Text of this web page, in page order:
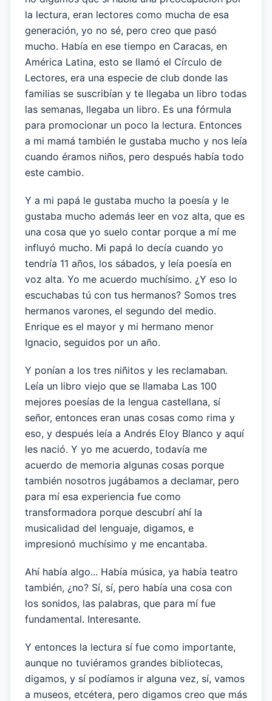
la lectura, eran lectores como mucha de esa
generación, yo no sé, pero creo que pasó
mucho. Había en ese tiempo en Caracas, en
América Latina, esto se llamó el Círculo de
Lectores, era una especie de club donde las
familias se suscribían y te llegaba un libro todas
las semanas, llegaba un libro. Es una fórmula
para promocionar un poco la lectura. Entonces
a mi mamá también le gustaba mucho y nos leía
cuando éramos niños, pero después había todo
este cambio.
Y a mi papá le gustaba mucho la poesía y le
gustaba mucho además leer en voz alta, que es
una cosa que yo suelo contar porque a mí me
influyó mucho. Mi papá lo decía cuando yo
tendría 11 años, los sábados, y leía poesía en
voz alta. Yo me acuerdo muchísimo. ¿Y eso lo
escuchabas tú con tus hermanos? Somos tres
hermanos varones, el segundo del medio.
Enrique es el mayor y mi hermano menor
Ignacio, seguidos por un año.
Y ponían a los tres niñitos y les reclamaban.
Leía un libro viejo que se llamaba Las 100
mejores poesías de la lengua castellana, sí
señor, entonces eran unas cosas como rima y
eso, y después leía a Andrés Eloy Blanco y aquí
les nació. Y yo me acuerdo, todavía me
acuerdo de memoria algunas cosas porque
también nosotros jugábamos a declamar, pero
para mí esa experiencia fue como
transformadora porque descubrí ahí la
musicalidad del lenguaje, digamos, e
impresionó muchísimo y me encantaba.
Ahí había algo... Había música, ya había teatro
también, ¿no? Sí, sí, pero había una cosa con
los sonidos, las palabras, que para mí fue
fundamental. Interesante.
Y entonces la lectura sí fue como importante,
aunque no tuviéramos grandes bibliotecas,
digamos, y sí podíamos ir alguna vez, sí, vamos
a museos, etcétera, pero digamos creo que más